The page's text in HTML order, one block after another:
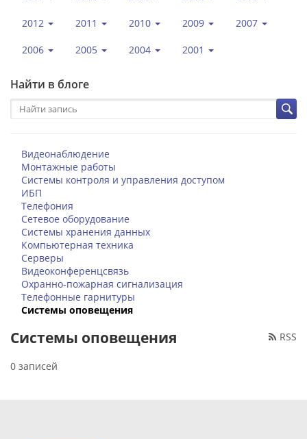
2012 2011 2010 2009 2007
2006 2005 2004 2001
Найти в блоге
Видеонаблюдение
Монтажные работы
Системы контроля и управления доступом
ИБП
Телефония
Сетевое оборудование
Системы хранения данных
Компьютерная техника
Серверы
Видеоконференцсвязь
Охранно-пожарная сигнализация
Телефонные гарнитуры
Системы оповещения
RSS
Системы оповещения
0 записей